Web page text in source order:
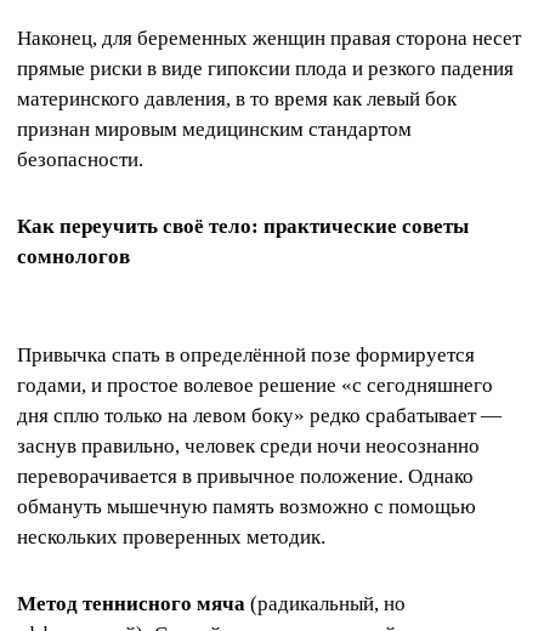
Наконец, для беременных женщин правая сторона несет
прямые риски в виде гипоксии плода и резкого падения
материнского давления, в то время как левый бок
признан мировым медицинским стандартом
безопасности.
Как переучить своё тело: практические советы
сомнологов
Привычка спать в определённой позе формируется
годами, и простое волевое решение «с сегодняшнего
дня сплю только на левом боку» редко срабатывает —
заснув правильно, человек среди ночи неосознанно
переворачивается в привычное положение. Однако
обмануть мышечную память возможно с помощью
нескольких проверенных методик.
Метод теннисного мяча (радикальный, но